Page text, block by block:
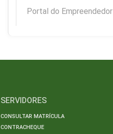
Portal do Empreendedor
SERVIDORES
CONSULTAR MATRÍCULA
CONTRACHEQUE